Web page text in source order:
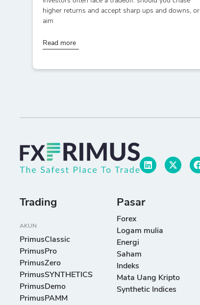
higher returns and accept sharp ups and downs, or
aim
Read more
Trading
AKUN
PrimusClassic
PrimusPro
PrimusZero
PrimusSYNTHETICS
PrimusDemo
PrimusPAMM
Pasar
Forex
Logam mulia
Energi
Saham
Indeks
Mata Uang Kripto
Synthetic Indices